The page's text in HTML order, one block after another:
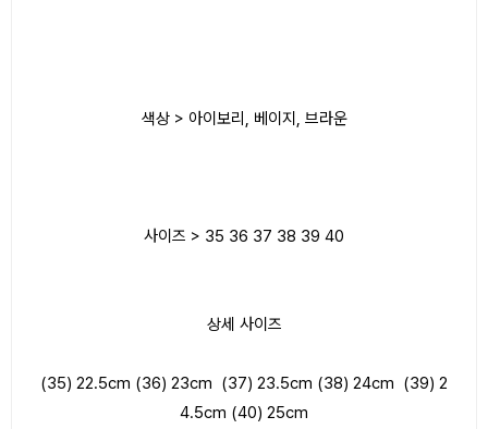
색상 > 아이보리, 베이지, 브라운
사이즈 > 35 36 37 38 39 40
상세 사이즈
(35) 22.5cm (36) 23cm (37) 23.5cm (38) 24cm (39) 2
4.5cm (40) 25cm